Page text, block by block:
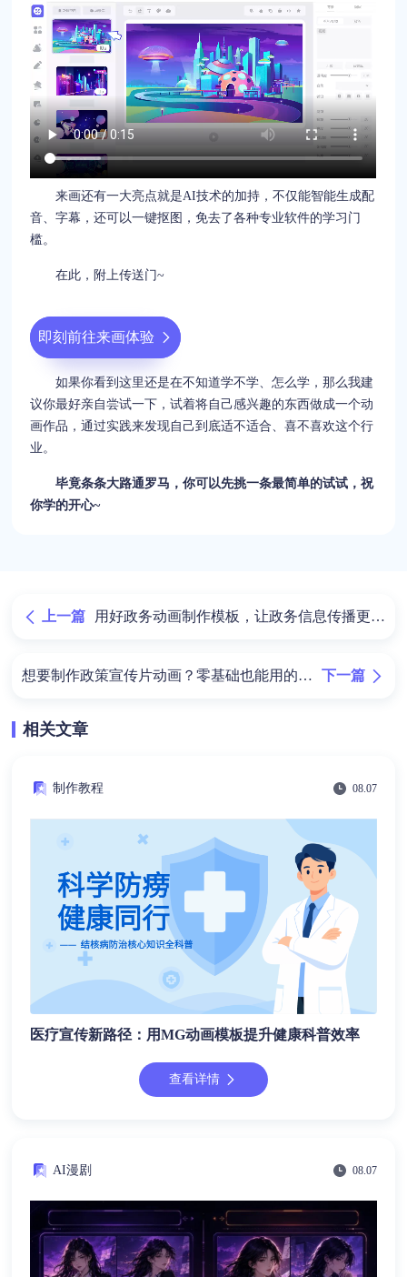
来画还有一大亮点就是AI技术的加持，不仅能智能生成配
音、字幕，还可以一键抠图，免去了各种专业软件的学习门
槛。
在此，附上传送门~
即刻前往来画体验
如果你看到这里还是在不知道学不学、怎么学，那么我建
议你最好亲自尝试一下，试着将自己感兴趣的东西做成一个动
画作品，通过实践来发现自己到底适不适合、喜不喜欢这个行
业。
毕竟条条大路通罗马，你可以先挑一条最简单的试试，祝
你学的开心~
上一篇
用好政务动画制作模板，让政务信息传播更有
想要制作政策宣传片动画？零基础也能用的动
下一篇
相关文章
制作教程 08.07
医疗宣传新路径：用MG动画模板提升健康科普效率
查看详情
AI漫剧 08.07